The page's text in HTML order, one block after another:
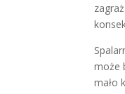
może
mało